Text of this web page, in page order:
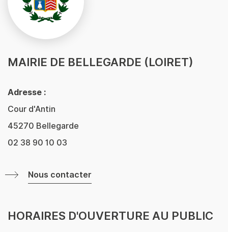
MAIRIE DE BELLEGARDE (LOIRET)
Adresse :
Cour d'Antin
45270 Bellegarde
02 38 90 10 03
Nous contacter
HORAIRES D'OUVERTURE AU PUBLIC